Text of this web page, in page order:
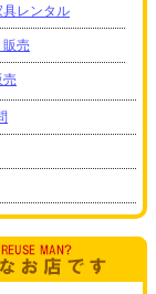
具レンタル
販売
売